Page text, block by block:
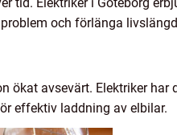
och förlänga
avsevärt. Elektriker har
effektiv laddning av elbilar.